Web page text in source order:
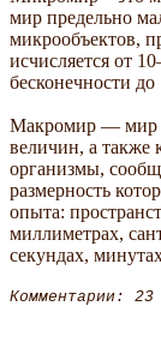
мир предельно
микрообъектов,
исчисляется от
бесконечности до
Макромир — мир
величин, а также
организмы,
размерность
опыта:
миллиметрах,
секундах,
Комментарии: 23